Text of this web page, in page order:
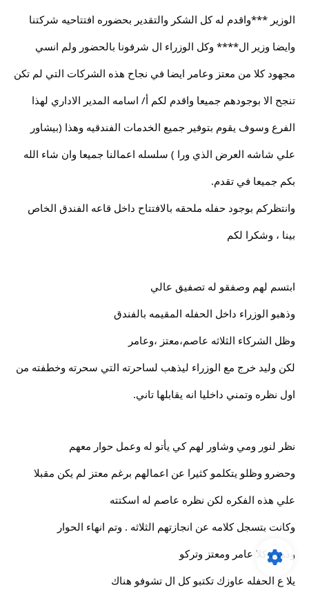
الوزير ***واقدم له كل الشكر والتقدير بحضوره افتتاحيه شركتنا
وايضا وزير ال**** وكل الوزراء ال شرفونا بالحضور ولم انسي
مجهود كلا من معتز وعامر ايضا في نجاح هذه الشركات التي لم تكن
تنجح الا بوجودهم جميعا واقدم لكم أ/ اسامه المدير الاداري لهذا
الفرع وسوف يقوم بتوفير جميع الخدمات الفندقيه وهذا (بيشاور
علي شاشه العرض الذي ورا ) سلسله اعمالنا جميعا وان شاء الله
بكم جميعا في تقدم.
وانتظركم بوجود حفله ملحقه بالافتتاح داخل قاعه الفندق الخاص
بينا ، وشكرا لكم
ابتسم لهم وصفقو له تصفيق عالي
وذهبو الوزراء داخل الحفله المقيمه بالفندق
وظل الشركاء الثلاثه عاصم،معتز ،وعامر
لكن وليد خرج مع الوزراء ليذهب لساحرته التي سحرته وخطفته من
اول نظره وتمني داخليا انه يقابلها تاني.
نظر لنور ومي وشاور لهم كي يأتو له وعمل حوار معهم
وحضرو وظلو يتكلمو كثيرا عن اعمالهم برغم معتز لم يكن مقبلا
علي هذه الفكره لكن نظره عاصم له اسكتته
وكانت بتسجل كلامه عن انجازتهم الثلاثه . وتم انهاء الحوار
وذهب كلا عامر ومعتز وتركو
يلا ع الحفله عاوزك تكتبو كل ال تشوفو هناك